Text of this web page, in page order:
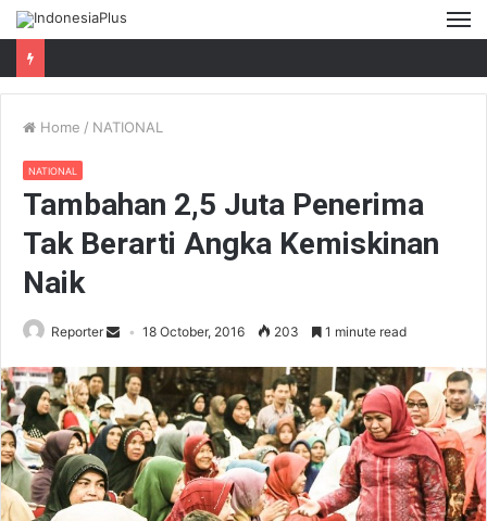
Home / NATIONAL
NATIONAL
Tambahan 2,5 Juta Penerima
Tak Berarti Angka Kemiskinan
Naik
Reporter 18 October, 2016 203 1 minute read